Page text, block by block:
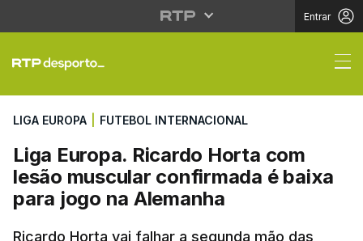
Entrar
Liga Europa. Ricardo
LIGA EUROPA FUTEBOL INTERNACIONAL
Liga Europa. Ricardo Horta com
lesão muscular confirmada é baixa
para jogo na Alemanha
Ricardo Horta vai falhar a segunda mão das